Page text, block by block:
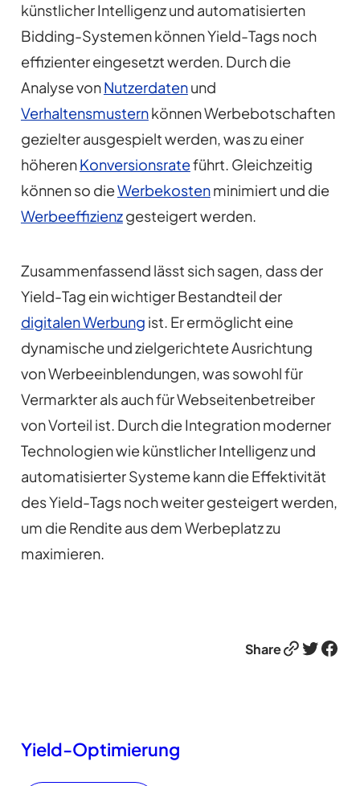
künstlicher Intelligenz und automatisierten
Bidding-Systemen können Yield-Tags noch
effizienter eingesetzt werden. Durch die
Analyse vonNutzerdatenund
Verhaltensmusternkönnen Werbebotschaften
gezielter ausgespielt werden, was zu einer
höherenKonversionsrateführt. Gleichzeitig
können so dieWerbekostenminimiert und die
Werbeeffizienzgesteigert werden.
Zusammenfassend lässt sich sagen, dass der
Yield-Tag ein wichtiger Bestandteil der
digitalen Werbung ist. Er ermöglicht eine
dynamische und zielgerichtete Ausrichtung
von Werbeeinblendungen, was sowohl für
Vermarkter als auch für Webseitenbetreiber
von Vorteil ist. Durch die Integration moderner
Technologien wie künstlicher Intelligenz und
automatisierter Systeme kann die Effektivität
des Yield-Tags noch weiter gesteigert werden,
um die Rendite aus dem Werbeplatz zu
maximieren.
ShareLink Twitter Facebook
Yield-Optimierung